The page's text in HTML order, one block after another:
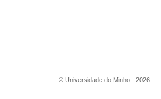
© Universidade do Minho - 2026